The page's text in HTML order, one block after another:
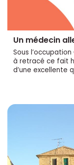
Un médecin
Sous
à retracé ce fait
d’une excellente